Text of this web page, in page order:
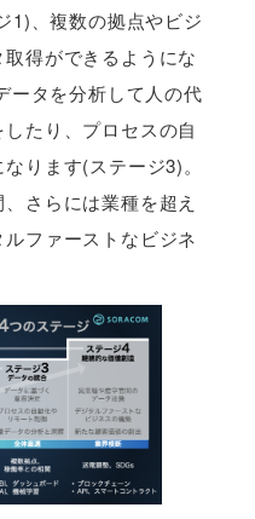
1)、複数の拠点やビジ
得ができるようにな
ータを分析して人の代
たり、プロセスの自
ります(ステージ3)。
さらには業種を超え
ファーストなビジネ